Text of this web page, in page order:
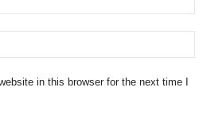
in this browser for the next time I